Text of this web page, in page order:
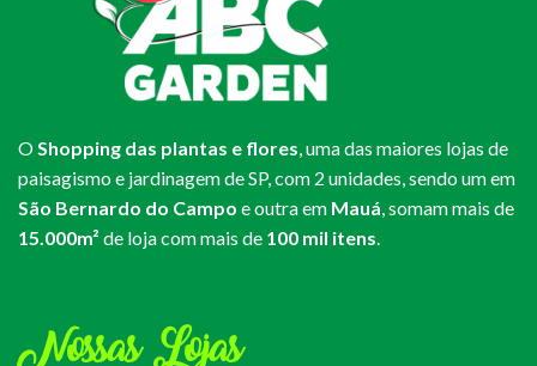
OShopping das plantas e flores, uma das maiores lojas de
paisagismo e jardinagem de SP, com 2 unidades, sendo um em
São Bernardo do Campo e outra em Mauá, somam mais de
15.000m² de loja com mais de 100 mil itens.
Nossas Lojas